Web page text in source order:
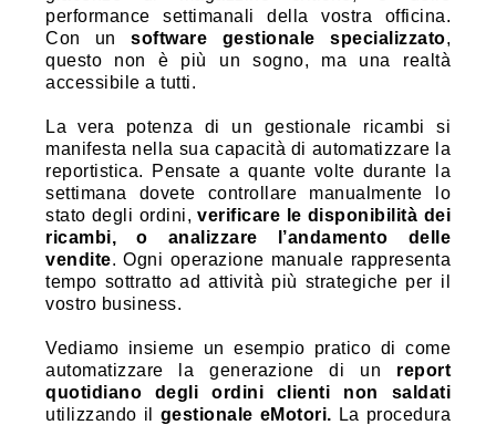
performance settimanali della vostra officina.
Con unsoftware gestionale specializzato,
questo non è più un sogno, ma una realtà
accessibile a tutti.
La vera potenza di un gestionale ricambi si
manifesta nella sua capacità di automatizzare la
reportistica. Pensate a quante volte durante la
settimana dovete controllare manualmente lo
stato degli ordini,verificare le disponibilità dei
ricambi, o analizzare l’andamento delle
vendite. Ogni operazione manuale rappresenta
tempo sottratto ad attività più strategiche per il
vostro business.
Vediamo insieme un esempio pratico di come
automatizzare la generazione di un report
quotidiano degli ordini clienti non saldati
utilizzando il gestionale eMotori. La procedura